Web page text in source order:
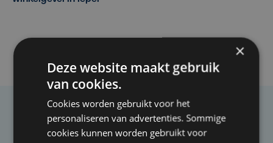
Taalfout opgemerkt?
Heb je een taal- of schrijffout opgemerkt in dit
×
Deze website maakt gebruik
van cookies.
Cookies worden gebruikt voor het
personaliseren van advertenties. Sommige
cookies kunnen worden gebruikt voor